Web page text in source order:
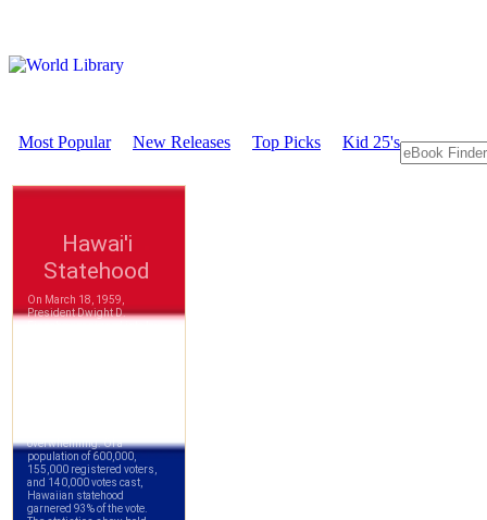
Most Popular New Releases Top Picks Kid 25's